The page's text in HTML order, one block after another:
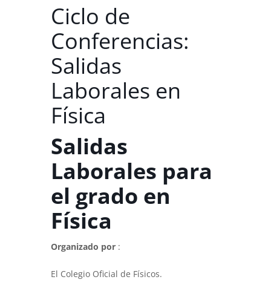
Ciclo de
Conferencias:
Salidas
Laborales en
Física
Salidas
Laborales para
el grado en
Física
Organizado por :
El Colegio Oficial de Físicos.